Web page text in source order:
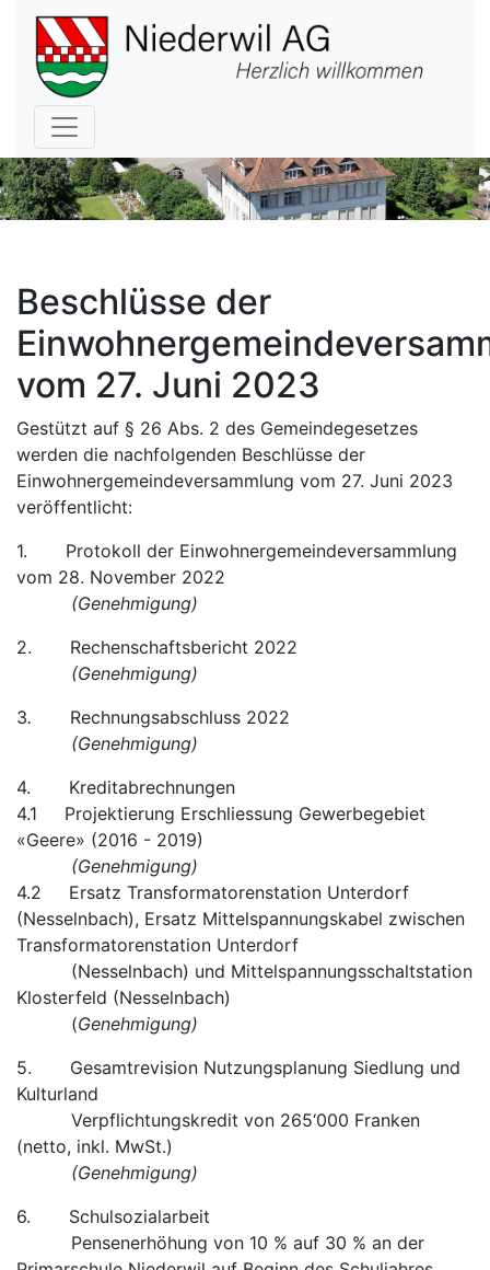
Hauptnavigation
Beschlüsse der
vom 27. Juni 2023
Gestützt auf § 26 Abs. 2 des Gemeindegesetzes
werden die nachfolgenden Beschlüsse der
Einwohnergemeindeversammlung vom 27. Juni 2023
veröffentlicht:
1. Protokoll der Einwohnergemeindeversammlung
vom 28. November 2022
(Genehmigung)
2. Rechenschaftsbericht 2022
(Genehmigung)
3. Rechnungsabschluss 2022
(Genehmigung)
4. Kreditabrechnungen
4.1 Projektierung Erschliessung Gewerbegebiet
«Geere» (2016 - 2019)
(Genehmigung)
4.2 Ersatz Transformatorenstation Unterdorf
(Nesselnbach), Ersatz Mittelspannungskabel zwischen
Transformatorenstation Unterdorf
(Nesselnbach) und Mittelspannungsschaltstation
Klosterfeld (Nesselnbach)
(Genehmigung)
5. Gesamtrevision Nutzungsplanung Siedlung und
Kulturland
Verpflichtungskredit von 265‘000 Franken
(netto, inkl. MwSt.)
(Genehmigung)
6. Schulsozialarbeit
Pensenerhöhung von 10 % auf 30 % an der